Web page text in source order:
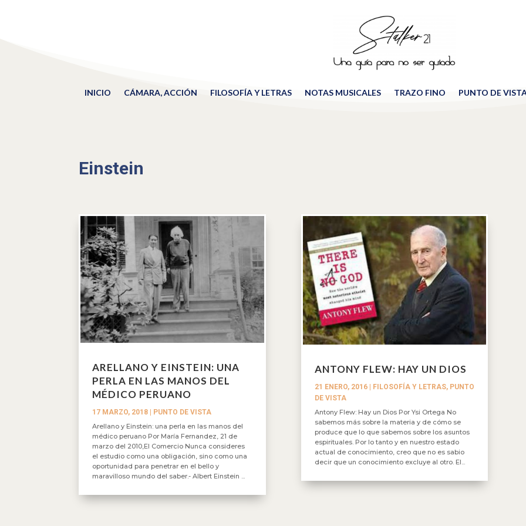
INICIO CÁMARA, ACCIÓN FILOSOFÍA Y LETRAS NOTAS MUSICALES TRAZO FINO PUNTO DE
Einstein
ARELLANO Y EINSTEIN: UNA
PERLA EN LAS MANOS DEL
MÉDICO PERUANO
17 MARZO, 2018
PUNTO DE VISTA
Arellano y Einstein: una perla en las manos del
médico peruano Por María Fernandez, 21 de
marzo del 2010,El Comercio Nunca consideres
el estudio como una obligación, sino como una
oportunidad para penetrar en el bello y
maravilloso mundo del saber.- Albert Einstein ...
ANTONY FLEW: HAY UN DIOS
21 ENERO, 2016| FILOSOFÍA Y LETRAS, PUNTO
DE VISTA
Antony Flew: Hay un Dios Por Ysi Ortega No
sabemos más sobre la materia y de cómo se
produce que lo que sabemos sobre los asuntos
espirituales. Por lo tanto y en nuestro estado
actual de conocimiento, creo que no es sabio
decir que un conocimiento excluye al otro. El...